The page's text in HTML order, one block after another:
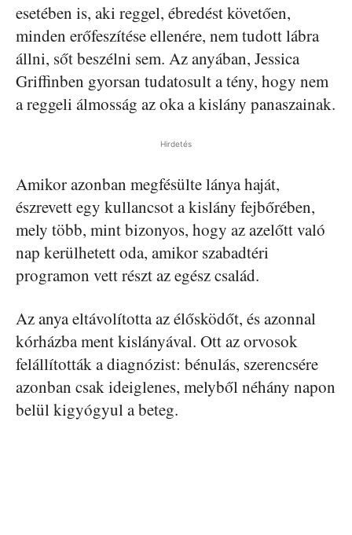
esetében is, aki reggel, ébredést követően,
minden erőfeszítése ellenére, nem tudott lábra
állni, sőt beszélni sem. Az anyában, Jessica
Griffinben gyorsan tudatosult a tény, hogy nem
a reggeli álmosság az oka a kislány panaszainak.
Hirdetés
Amikor azonban megfésülte lánya haját,
észrevett egy kullancsot a kislány fejbőrében,
mely több, mint bizonyos, hogy az azelőtt való
nap kerülhetett oda, amikor szabadtéri
programon vett részt az egész család.
Az anya eltávolította az élősködőt, és azonnal
kórházba ment kislányával. Ott az orvosok
felállították a diagnózist: bénulás, szerencsére
azonban csak ideiglenes, melyből néhány napon
belül kigyógyul a beteg.